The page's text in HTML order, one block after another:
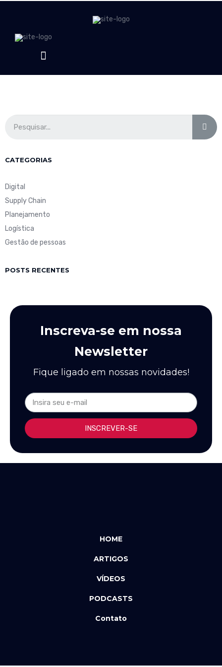
CATEGORIAS
Digital
Supply Chain
Planejamento
Logística
Gestão de pessoas
POSTS RECENTES
Inscreva-se em nossa
Newsletter
Fique ligado em nossas novidades!
INSCREVER-SE
HOME
ARTIGOS
VÍDEOS
PODCASTS
Contato